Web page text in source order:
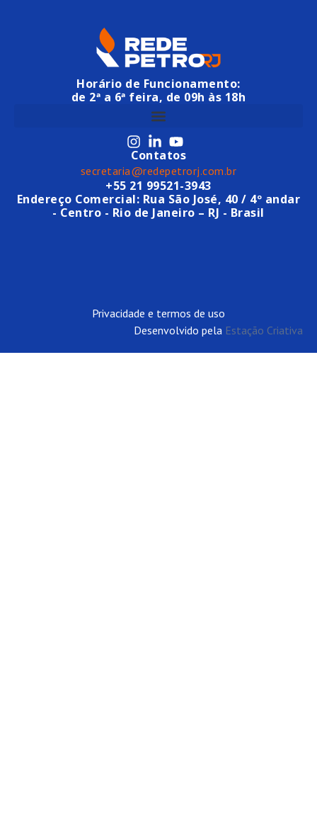
Horário de Funcionamento:
de 2ª a 6ª feira, de 09h às 18h
Contatos
secretaria@redepetrorj.com.br
+55 21 99521-3943
Endereço Comercial: Rua São José, 40 / 4º andar
- Centro - Rio de Janeiro – RJ - Brasil
Privacidade e termos de uso
Desenvolvido pela Estação Criativa